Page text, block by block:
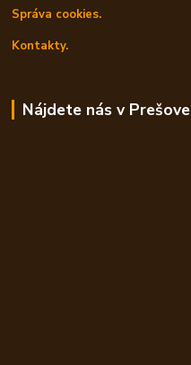
Správa cookies.
Kontakty.
Nájdete nás v Prešove